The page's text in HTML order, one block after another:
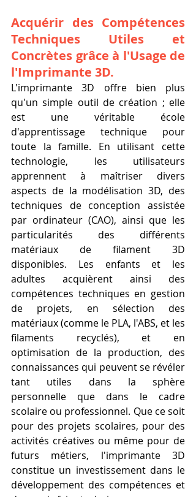
Acquérir des Compétences
Techniques Utiles et
Concrètes grâce à l'Usage de
l'Imprimante 3D.
L'imprimante 3D offre bien plus
qu'un simple outil de création ; elle
est une véritable école
d'apprentissage technique pour
toute la famille. En utilisant cette
technologie, les utilisateurs
apprennent à maîtriser divers
aspects de la modélisation 3D, des
techniques de conception assistée
par ordinateur (CAO), ainsi que les
particularités des différents
matériaux de filament 3D
disponibles. Les enfants et les
adultes acquièrent ainsi des
compétences techniques en gestion
de projets, en sélection des
matériaux (comme le PLA, l'ABS, et les
filaments recyclés), et en
optimisation de la production, des
connaissances qui peuvent se révéler
tant utiles dans la sphère
personnelle que dans le cadre
scolaire ou professionnel. Que ce soit
pour des projets scolaires, pour des
activités créatives ou même pour de
futurs métiers, l'imprimante 3D
constitue un investissement dans le
développement des compétences et